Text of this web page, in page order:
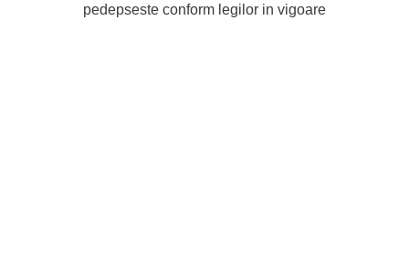
pedepseste conform legilor in vigoare